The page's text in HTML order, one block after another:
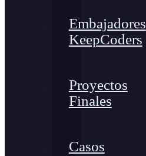
Embajadores
KeepCoders
Proyectos
Finales
Casos